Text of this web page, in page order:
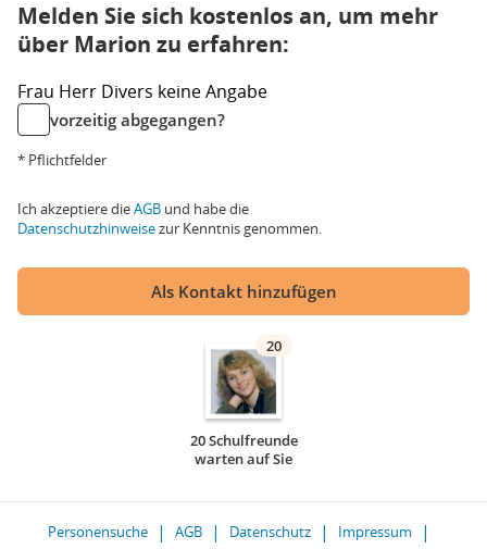
Melden Sie sich kostenlos an, um mehr
über Marion zu erfahren:
Frau Herr Divers keine Angabe
vorzeitig abgegangen?
* Pflichtfelder
Ich akzeptiere dieAGB und habe die
Datenschutzhinweisezur Kenntnis genommen.
Als Kontakt hinzufügen
20
20 Schulfreunde
warten auf Sie
Personensuche AGB Datenschutz
Impressum